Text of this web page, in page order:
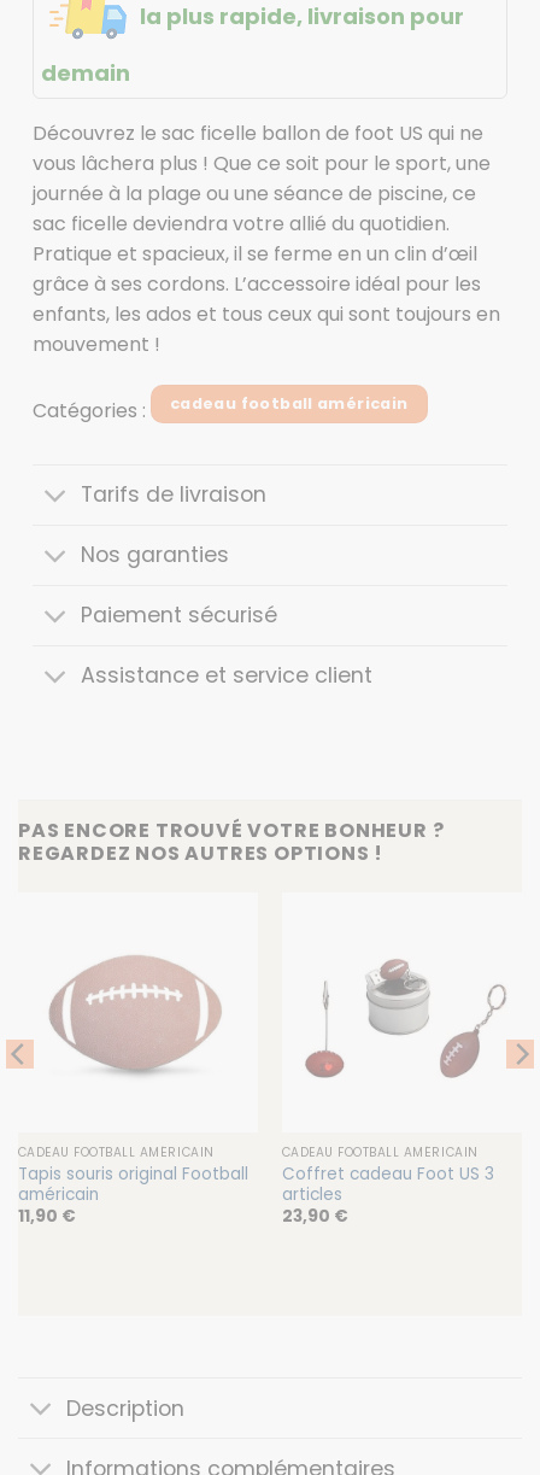
la plus rapide, livraison pour
demain
Découvrez le sac ficelle ballon de foot US qui ne
vous lâchera plus ! Que ce soit pour le sport, une
journée à la plage ou une séance de piscine, ce
sac ficelle deviendra votre allié du quotidien.
Pratique et spacieux, il se ferme en un clin d’œil
grâce à ses cordons. L’accessoire idéal pour les
enfants, les ados et tous ceux qui sont toujours en
mouvement !
Catégories : cadeau football américain
Tarifs de livraison
Nos garanties
Paiement sécurisé
Assistance et service client
PAS ENCORE TROUVÉ VOTRE BONHEUR ?
REGARDEZ NOS AUTRES OPTIONS !
CADEAU FOOTBALL AMÉRICAIN
Tapis souris original Football
américain
11,90 €
CADEAU FOOTBALL AMÉRICAIN
Coffret cadeau Foot US 3
articles
23,90 €
Description
Informations complémentaires